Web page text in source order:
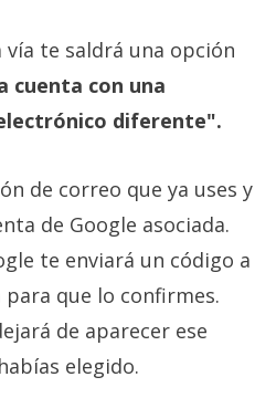
vía te saldrá una opción
cuenta con una
diferente".
de correo que ya uses y
de Google asociada.
te enviará un código a
que lo confirmes.
de aparecer ese
elegido.